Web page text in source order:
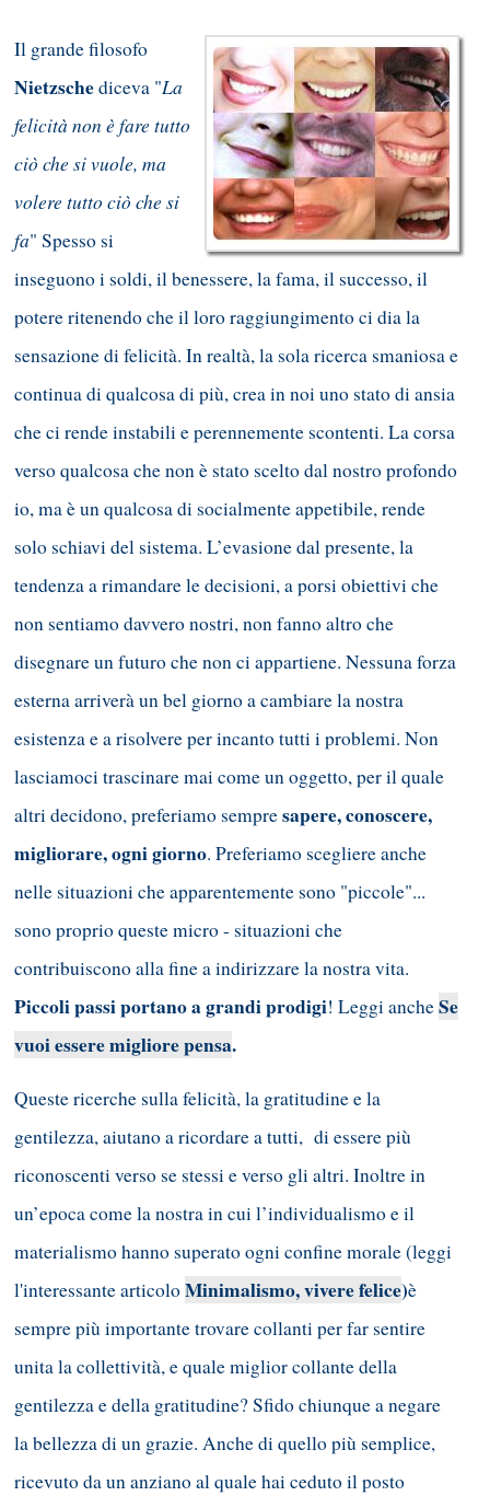
Il grande filosofo
Nietzschediceva "La
felicità non è fare tutto
ciò che si vuole, ma
volere tutto ciò che si
fa" Spesso si
inseguono i soldi, il benessere, la fama, il successo, il
potere ritenendo che il loro raggiungimento ci dia la
sensazione di felicità. In realtà, la sola ricerca smaniosa e
continua di qualcosa di più, crea in noi uno stato di ansia
che ci rende instabili e perennemente scontenti. La corsa
verso qualcosa che non è stato scelto dal nostro profondo
io, ma è un qualcosa di socialmente appetibile, rende
solo schiavi del sistema. L’evasione dal presente, la
tendenza a rimandare le decisioni, a porsi obiettivi che
non sentiamo davvero nostri, non fanno altro che
disegnare un futuro che non ci appartiene. Nessuna forza
esterna arriverà un bel giorno a cambiare la nostra
esistenza e a risolvere per incanto tutti i problemi. Non
lasciamoci trascinare mai come un oggetto, per il quale
altri decidono, preferiamo sempresapere, conoscere,
migliorare, ogni giorno. Preferiamo scegliere anche
nelle situazioni che apparentemente sono "piccole"...
sono proprio queste micro - situazioni che
contribuiscono alla fine a indirizzare la nostra vita.
Piccoli passi portano a grandi prodigi! Leggi ancheSe
vuoi essere migliore pensa.
Queste ricerche sulla felicità, la gratitudine e la
gentilezza, aiutano a ricordare a tutti, di essere più
riconoscenti verso se stessi e verso gli altri. Inoltre in
un’epoca come la nostra in cui l’individualismo e il
materialismo hanno superato ogni confine morale (leggi
l'interessante articoloMinimalismo, vivere felice)è
sempre più importante trovare collanti per far sentire
unita la collettività, e quale miglior collante della
gentilezza e della gratitudine? Sfido chiunque a negare
la bellezza di un grazie. Anche di quello più semplice,
ricevuto da un anziano al quale hai ceduto il posto